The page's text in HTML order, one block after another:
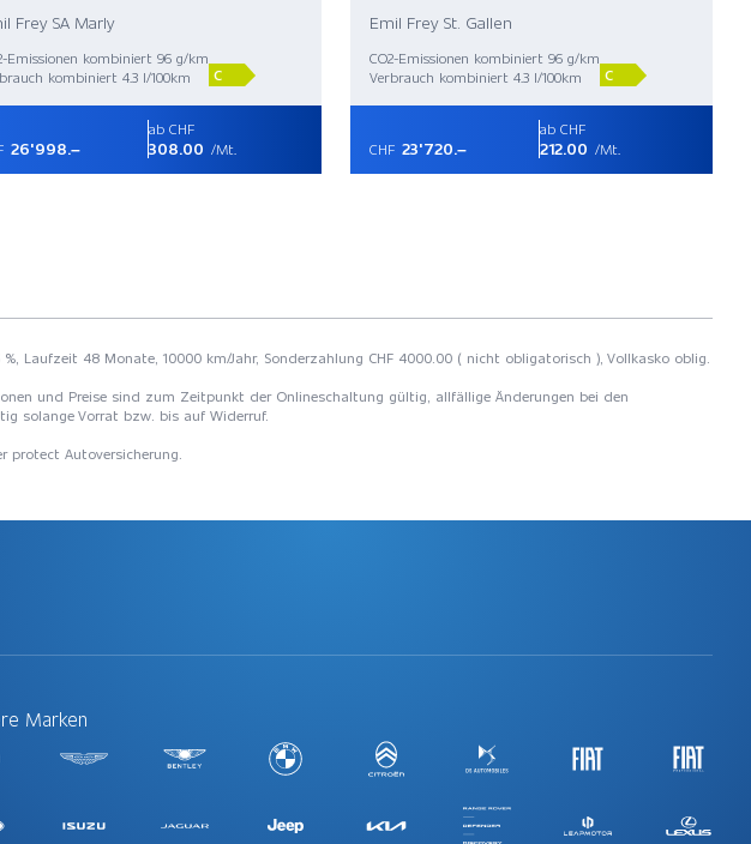
Frey SA Marly
Emissionen kombiniert 96 g/km
kombiniert 4.3 l/100km
C
26'998.–
ab CHF
308.00 /Mt.
Emil Frey St. Gallen
CO2-Emissionen kombiniert 96 g/km
Verbrauch kombiniert 4.3 l/100km
C
CHF 23'720.–
ab CHF
212.00 /Mt.
Laufzeit 48 Monate, 10000 km/Jahr, Sonderzahlung CHF 4000.00 ( nicht obligatorisch ), Vollkasko oblig.
und Preise sind zum Zeitpunkt der Onlineschaltung gültig, allfällige Änderungen bei den
solange Vorrat bzw. bis auf Widerruf.
protect Autoversicherung.
Marken